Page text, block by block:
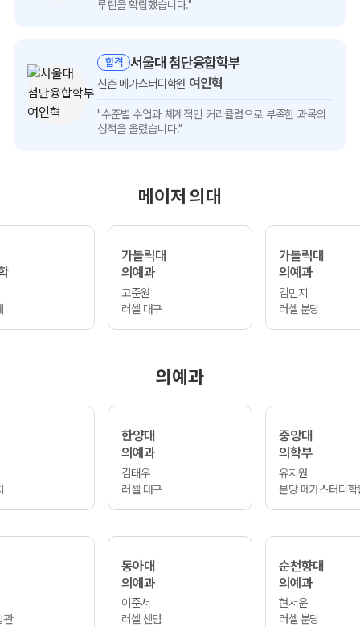
루틴을 확립했습니다."
합격 서울대 첨단융합학부
신촌 메가스터디학원 여인혁
"수준별 수업과 체계적인 커리큘럼으로 부족한 과목의
성적을 올렸습니다."
메이저 의대
가톨릭대
의예과
고준원
러셀 대구
가톨릭대
의예과
김민지
러셀 분당
의예과
한양대
의예과
김태우
러셀 대구
중앙대
의학부
유지원
분당 메가스터디학
관
동아대
의예과
이준서
러셀 센텀
순천향대
의예과
현서윤
러셀 분당